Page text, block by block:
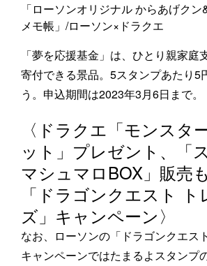
「ローソンオリジナル からあげク
メモ帳」/ローソン×ドラクエ
「夢を応援基金」は、ひとり親家庭
寄付できる景品。5スタンプあたり5
う。申込期間は2023年3月6日まで。
〈ドラクエ「モンスタ
ット」プレゼント、「
マシュマロBOX」販売
「ドラゴンクエスト ト
ズ」キャンペーン〉
なお、ローソンの「ドラゴンクエス
キャンペーンではたまるよスタンプ